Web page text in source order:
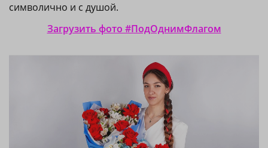
символично и с душой.
Загрузить фото #ПодОднимФлагом